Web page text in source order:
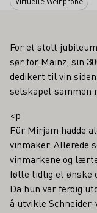
For et stolt
sør for Mainz, sin
dedikert til vin
selskapet sammen
<p
Für Mirjam hadde
vinmaker. Allerede
vinmarkene og
følte tidlig et ønske
Da hun var ferdig
å utvikle